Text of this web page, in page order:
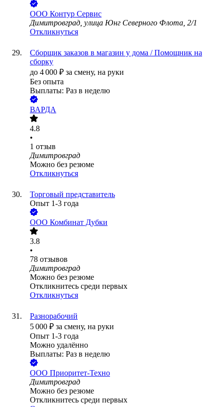
ООО Контур Сервис
Димитровград, улица Юнг Северного Флота, 2/1
Откликнуться
Сборщик заказов в магазин у дома / Помощник на
сборку
до 4 000 ₽ за смену, на руки
Без опыта
Выплаты: Раз в неделю
ВАРДА
4.8
•
1 отзыв
Димитровград
Можно без резюме
Откликнуться
Торговый представитель
Опыт 1-3 года
ООО Комбинат Дубки
3.8
•
78 отзывов
Димитровград
Можно без резюме
Откликнитесь среди первых
Откликнуться
Разнорабочий
5 000 ₽ за смену, на руки
Опыт 1-3 года
Можно удалённо
Выплаты: Раз в неделю
ООО Приоритет-Техно
Димитровград
Можно без резюме
Откликнитесь среди первых